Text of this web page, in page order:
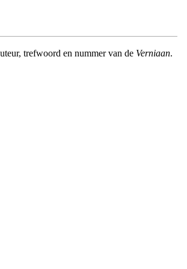
trefwoord en nummer van de Verniaan.